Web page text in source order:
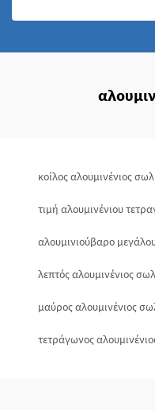
κοίλος αλουμινένιος
τιμή αλουμινένιου
αλουμινιούβαρο
λεπτός αλουμινένιος
μαύρος αλουμινένιος
τετράγωνος